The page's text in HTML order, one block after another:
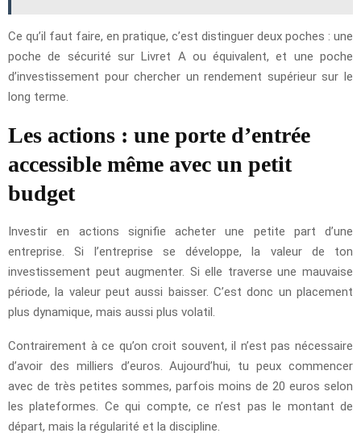
Ce qu’il faut faire, en pratique, c’est distinguer deux poches : une
poche de sécurité sur Livret A ou équivalent, et une poche
d’investissement pour chercher un rendement supérieur sur le
long terme.
Les actions : une porte d’entrée
accessible même avec un petit
budget
Investir en actions signifie acheter une petite part d’une
entreprise. Si l’entreprise se développe, la valeur de ton
investissement peut augmenter. Si elle traverse une mauvaise
période, la valeur peut aussi baisser. C’est donc un placement
plus dynamique, mais aussi plus volatil.
Contrairement à ce qu’on croit souvent, il n’est pas nécessaire
d’avoir des milliers d’euros. Aujourd’hui, tu peux commencer
avec de très petites sommes, parfois moins de 20 euros selon
les plateformes. Ce qui compte, ce n’est pas le montant de
départ, mais la régularité et la discipline.